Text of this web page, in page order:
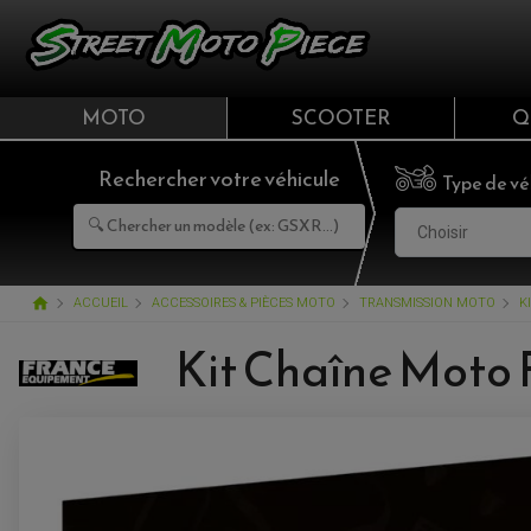
MOTO SCOOTER
Rechercher votre véhicule Type de
Choisir
home ACCUEIL ACCESSOIRES & PIÈCES MOTO TRANSMISSION MOTO
Kit Chaîne Moto